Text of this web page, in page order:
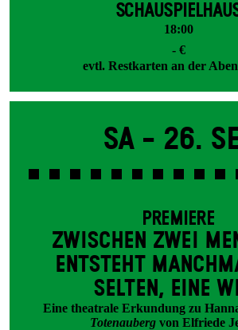
18:00
- €
evtl. Restkarten an der
Sa - 26.
PREMIERE
ZWISCHEN ZWEI
ENT­STEHT
SELTEN, EINE
Eine theatrale Erkundung zu
Totenauberg von Elfriede